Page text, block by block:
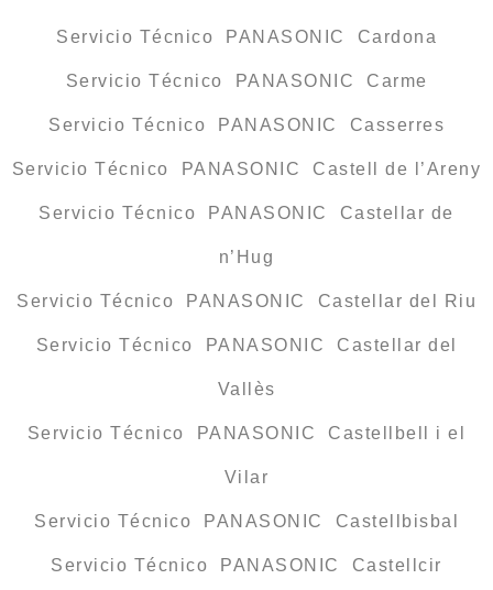
Servicio Técnico PANASONIC Cardona
Servicio Técnico PANASONIC Carme
Servicio Técnico PANASONIC Casserres
Servicio Técnico PANASONIC Castell de l’Areny
Servicio Técnico PANASONIC Castellar de
n’Hug
Servicio Técnico PANASONIC Castellar del Riu
Servicio Técnico PANASONIC Castellar del
Vallès
Servicio Técnico PANASONIC Castellbell i el
Vilar
Servicio Técnico PANASONIC Castellbisbal
Servicio Técnico PANASONIC Castellcir